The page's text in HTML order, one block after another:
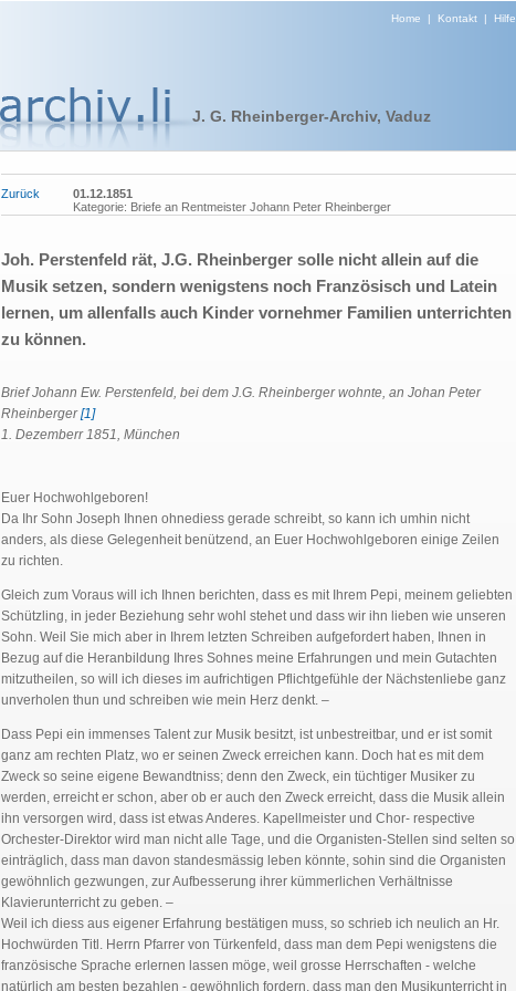
Home | Kontakt| Hilfe
J. G. Rheinberger-Archiv, Vaduz
Zurück
01.12.1851
Kategorie: Briefe an Rentmeister Johann Peter Rheinberger
Joh. Perstenfeld rät, J.G. Rheinberger solle nicht allein auf die
Musik setzen, sondern wenigstens noch Französisch und Latein
lernen, um allenfalls auch Kinder vornehmer Familien unterrichten
zu können.
Brief Johann Ew. Perstenfeld, bei dem J.G. Rheinberger wohnte, an Johan Peter
Rheinberger[1]
1. Dezemberr 1851, München
Euer Hochwohlgeboren!
Da Ihr Sohn Joseph Ihnen ohnediess gerade schreibt, so kann ich umhin nicht
anders, als diese Gelegenheit benützend, an Euer Hochwohlgeboren einige Zeilen
zu richten.
Gleich zum Voraus will ich Ihnen berichten, dass es mit Ihrem Pepi, meinem geliebten
Schützling, in jeder Beziehung sehr wohl stehet und dass wir ihn lieben wie unseren
Sohn. Weil Sie mich aber in Ihrem letzten Schreiben aufgefordert haben, Ihnen in
Bezug auf die Heranbildung Ihres Sohnes meine Erfahrungen und mein Gutachten
mitzutheilen, so will ich dieses im aufrichtigen Pflichtgefühle der Nächstenliebe ganz
unverholen thun und schreiben wie mein Herz denkt. –
Dass Pepi ein immenses Talent zur Musik besitzt, ist unbestreitbar, und er ist somit
ganz am rechten Platz, wo er seinen Zweck erreichen kann. Doch hat es mit dem
Zweck so seine eigene Bewandtniss; denn den Zweck, ein tüchtiger Musiker zu
werden, erreicht er schon, aber ob er auch den Zweck erreicht, dass die Musik allein
ihn versorgen wird, dass ist etwas Anderes. Kapellmeister und Chor- respective
Orchester-Direktor wird man nicht alle Tage, und die Organisten-Stellen sind selten so
einträglich, dass man davon standesmässig leben könnte, sohin sind die Organisten
gewöhnlich gezwungen, zur Aufbesserung ihrer kümmerlichen Verhältnisse
Klavierunterricht zu geben. –
Weil ich diess aus eigener Erfahrung bestätigen muss, so schrieb ich neulich an Hr.
Hochwürden Titl. Herrn Pfarrer von Türkenfeld, dass man dem Pepi wenigstens die
französische Sprache erlernen lassen möge, weil grosse Herrschaften - welche
natürlich am besten bezahlen - gewöhnlich fordern, dass man den Musikunterricht in